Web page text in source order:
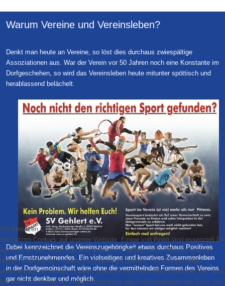
Warum Vereine und Vereinsleben?
Denkt man heute an Vereine, so löst dies durchaus zwiespältige
Assoziationen aus. War der Verein vor 50 Jahren noch eine Konstante im
Dorfgeschehen, so wird das Vereinsleben heute mitunter spöttisch und
herablassend belächelt.
Dabei kennzeichnet die Vereinszugehörigkeit etwas durchaus Positives
und Ernstzunehmendes. Ein vielseitiges und kreatives Zusammenleben
in der Dorfgemeinschaft wäre ohne die vermittelnden Formen des Vereins
gar nicht denkbar und möglich.
Wir benutzen Cookies
Wir nutzen Cookies auf unserer Website. Einige von ihnen sind essenziell für
den Betrieb der Seite, während andere uns helfen, diese Website und die
Nutzererfahrung zu verbessern (Tracking Cookies). Sie können selbst
entscheiden, ob Sie die Cookies zulassen möchten. Bitte beachten Sie, dass
bei einer Ablehnung womöglich nicht mehr alle Funktionalitäten der Seite zur